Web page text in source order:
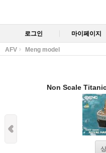
로그인 마이페이지
AFV Meng model
Non Scale